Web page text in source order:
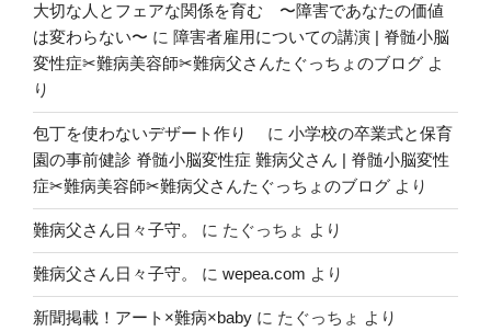
大切な人とフェアな関係を育む 〜障害であなたの価値
は変わらない〜 に 障害者雇用についての講演 | 脊髄小脳
変性症✂︎難病美容師✂︎難病父さんたぐっちょのブログ よ
り
包丁を使わないデザート作り に 小学校の卒業式と保育
園の事前健診 脊髄小脳変性症 難病父さん | 脊髄小脳変性
症✂︎難病美容師✂︎難病父さんたぐっちょのブログ より
難病父さん日々子守。 に たぐっちょ より
難病父さん日々子守。 に wepea.com より
新聞掲載！アート×難病×baby に たぐっちょ より